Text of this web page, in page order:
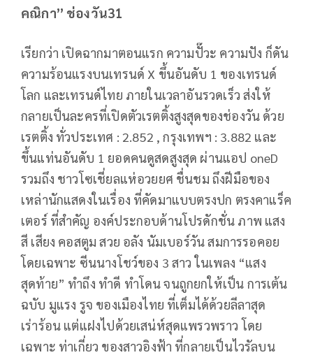
คณิกา” ช่องวัน31
เรียกว่า เปิดฉากมาตอนแรก ความปั๊วะ ความปัง ก็ดัน
ความร้อนแรงบนเทรนด์ X ขึ้นอันดับ 1 ของเทรนด์
โลก และเทรนด์ไทย ภายในเวลาอันรวดเร็ว ส่งให้
กลายเป็นละครที่เปิดตัวเรตติ้งสูงสุดของช่องวัน ด้วย
เรตติ้ง ทั่วประเทศ : 2.852 , กรุงเทพฯ : 3.882 และ
ขึ้นแท่นอันดับ 1 ยอดคนดูสดสูงสุด ผ่านแอป oneD
รวมถึง ชาวโซเชี่ยลแห่อวยยศ ชื่นชม ถึงฝีมือของ
เหล่านักแสดงในเรื่อง ที่คัดมาแบบตรงปก ตรงคาแร็ค
เตอร์ ที่สำคัญ องค์ประกอบด้านโปรดักชั่น ภาพ แสง
สี เสียง คอสตูม สวย อลัง นัมเบอร์วัน สมการรอคอย
โดยเฉพาะ ซีนนางโชว์ของ 3 สาว ในเพลง “แสง
สุดท้าย” ทำถึง ทำดี ทำโดน จนถูกยกให้เป็น การเต้น
ฉบับ มูแรง รูจ ของเมืองไทย ที่เต็มได้ด้วยลีลาสุด
เร่าร้อน แต่แฝงไปด้วยเสน่ห์สุดแพรวพราว โดย
เฉพาะ ท่าเกี่ยว ของสาวอิงฟ้า ที่กลายเป็นไวรัลบน